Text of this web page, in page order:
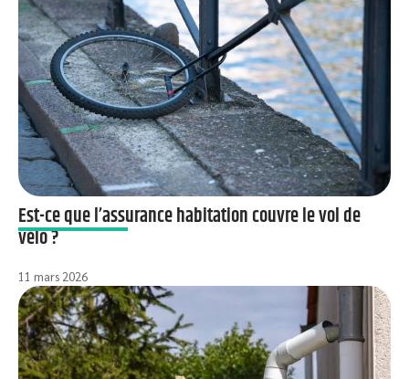
Est-ce que l’assurance habitation couvre le vol de
vélo ?
11 mars 2026